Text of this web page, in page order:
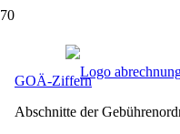
GOÄ Ziffern:
GOÄ-Ziffern
Abschnitte der